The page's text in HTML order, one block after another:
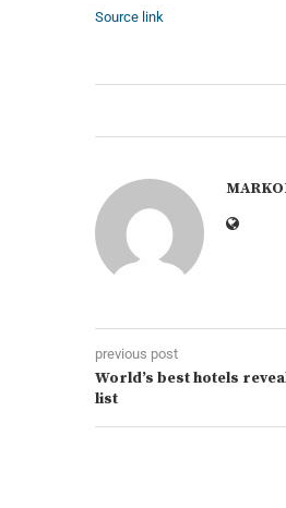
Source link
previous post
World’s best hotels
list